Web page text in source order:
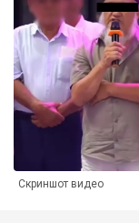
Скриншот видео